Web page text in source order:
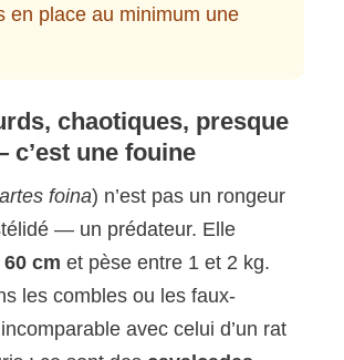
en place au minimum une
chaotiques, presque
une fouine
foina) n’est pas un rongeur
— un prédateur. Elle
60 cm et pèse entre 1 et 2 kg.
les combles ou les faux-
avec celui d’un rat